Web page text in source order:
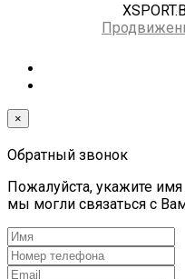
×
Обратный звонок
Пожалуйста, укажите
мы могли связаться с